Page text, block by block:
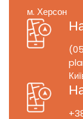
м. Херсон